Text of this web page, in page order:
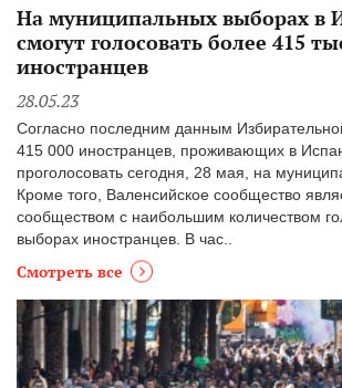
На муниципальных выборах в
смогут голосовать более 415
иностранцев
28.05.23
Согласно последним данным
415 000 иностранцев, проживающих в
проголосовать сегодня, 28 мая, на
Кроме того, Валенсийское сообщество
сообществом с наибольшим количеством
выборах иностранцев. В час..
Смотреть все